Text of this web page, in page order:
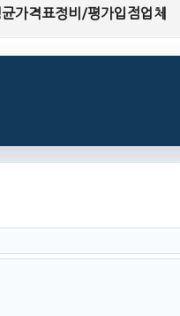
가격표정비/평가입점업체